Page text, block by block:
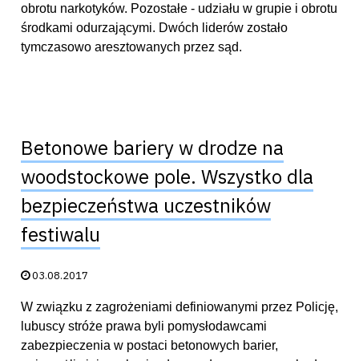
obrotu narkotyków. Pozostałe - udziału w grupie i obrotu
środkami odurzającymi. Dwóch liderów zostało
tymczasowo aresztowanych przez sąd.
Betonowe bariery w drodze na
woodstockowe pole. Wszystko dla
bezpieczeństwa uczestników
festiwalu
Data publikacji:
03.08.2017
W związku z zagrożeniami definiowanymi przez Policję,
lubuscy stróże prawa byli pomysłodawcami
zabezpieczenia w postaci betonowych barier,